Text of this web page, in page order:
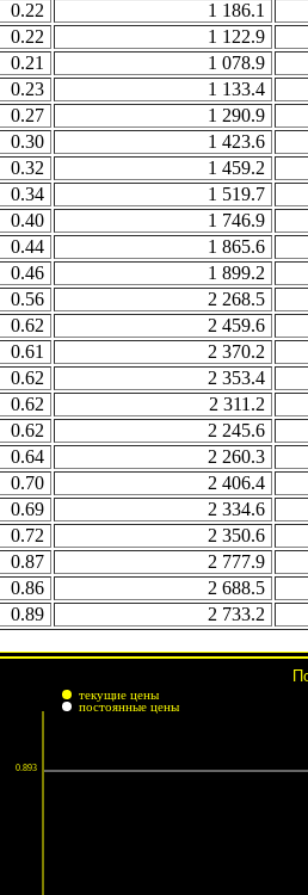
0.22 1 186.1
0.22 1 122.9
0.21 1 078.9
0.23 1 133.4
0.27 1 290.9
0.30 1 423.6
0.32 1 459.2
0.34 1 519.7
0.40 1 746.9
0.44 1 865.6
0.46 1 899.2
0.56 2 268.5
0.62 2 459.6
0.61 2 370.2
0.62 2 353.4
0.62 2 311.2
0.62 2 245.6
0.64 2 260.3
0.70 2 406.4
0.69 2 334.6
0.72 2 350.6
0.87 2 777.9
0.86 2 688.5
0.89 2 733.2